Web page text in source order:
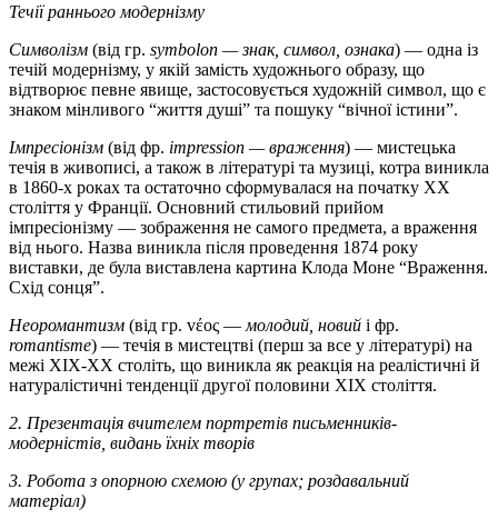
Течії раннього модернізму
Символізм (від гр. symbolon — знак, символ, ознака) — одна із
течій модернізму, у якій замість художнього образу, що
відтворює певне явище, застосовується художній символ, що є
знаком мінливого “життя душі” та пошуку “вічної істини”.
Імпресіонізм (від фр. impression — враження) — мистецька
течія в живописі, а також в літературі та музиці, котра виникла
в 1860-х роках та остаточно сформувалася на початку XX
століття у Франції. Основний стильовий прийом
імпресіонізму — зображення не самого предмета, а враження
від нього. Назва виникла після проведення 1874 року
виставки, де була виставлена картина Клода Моне “Враження.
Схід сонця”.
Неоромантизм (від гр. vέoς — молодий, новий і фр.
romantisme) — течія в мистецтві (перш за все у літературі) на
межі XIX-XX століть, що виникла як реакція на реалістичні й
натуралістичні тенденції другої половини XIX століття.
2. Презентація вчителем портретів письменників-
модерністів, видань їхніх творів
3. Робота з опорною схемою (у групах; роздавальний
матеріал)